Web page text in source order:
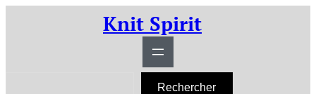
Knit Spirit
Rechercher